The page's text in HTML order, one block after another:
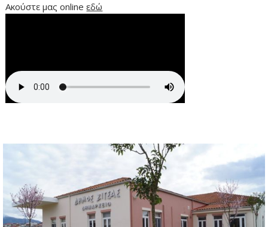
Ακούστε μας onlineεδώ